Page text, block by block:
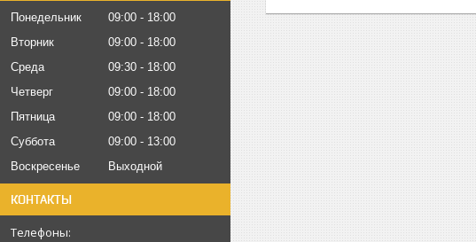
Понедельник 09:00
18:00
Вторник
09:00
18:00
Среда
09:30
18:00
Четверг
09:00
18:00
Пятница
09:00
18:00
Суббота
09:00
13:00
Воскресенье
Выходной
КОНТАКТЫ